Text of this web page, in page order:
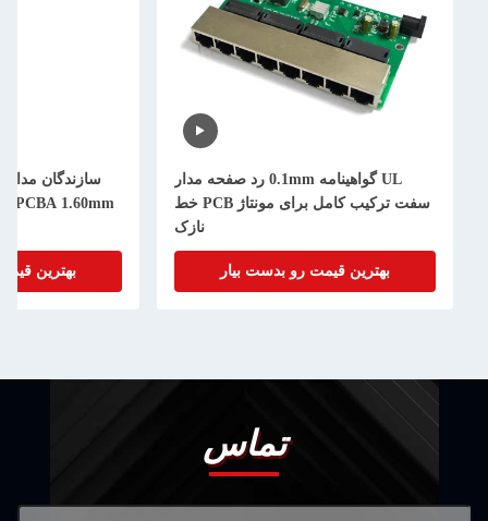
UL گواهینامه 0.1mm رد صفحه مدار
سفت ترکیب کامل برای مونتاژ PCB خط
نازک
بهترین قیمت رو بدست بیار بهترین
تماس